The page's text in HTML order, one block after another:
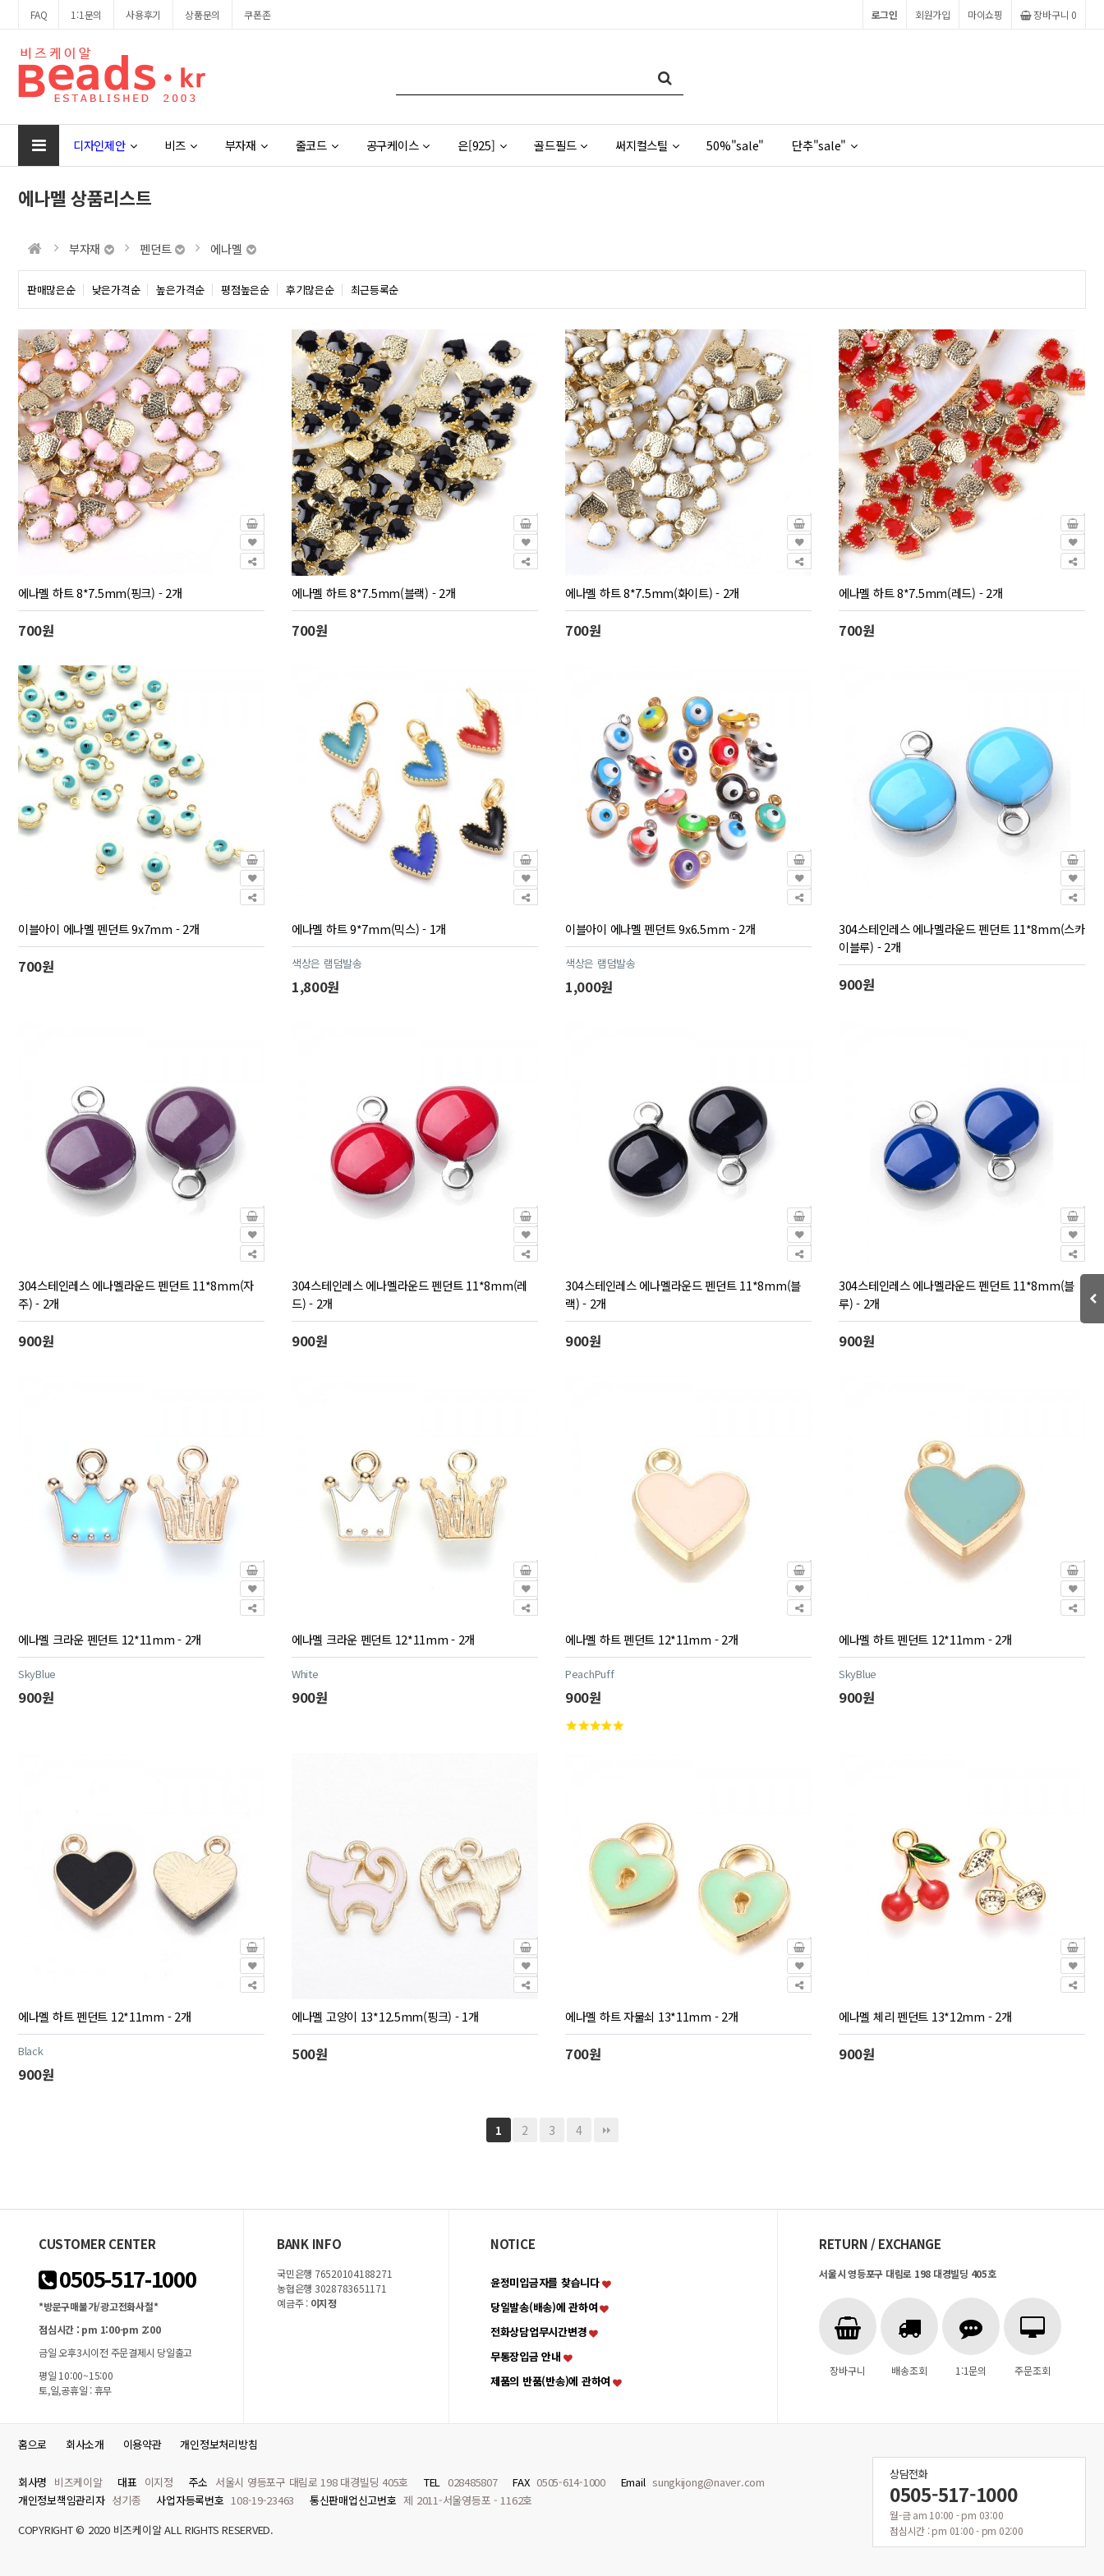
FAQ 1:1문의 사용후기 상품문의 쿠폰존 장바구니 0
마이쇼핑
회원가입
로그인
디자인제안 비즈 부자재 줄코드 공구케이스 은[925] 골드필드 써지컬스틸 50%"sale" 단추"sale"
에나멜 상품리스트
부자재 펜던트 에나멜
판매많은순 낮은가격순 높은가격순 평점높은순 후기많은순 최근등록순
에나멜 하트 8*7.5mm(핑크) - 2개
700원
에나멜 하트 8*7.5mm(블랙) - 2개
700원
에나멜 하트 8*7.5mm(화이트) - 2개
700원
에나멜 하트 8*7.5mm(레드) - 2개
700원
이블아이 에나멜 펜던트 9x7mm - 2개
700원
에나멜 하트 9*7mm(믹스) - 1개
색상은 램덤발송
1,800원
이블아이 에나멜 펜던트 9x6.5mm - 2개
색상은 램덤발송
1,000원
304스테인레스 에나멜라운드 펜던트 11*8mm(스카
이블루) - 2개
900원
304스테인레스 에나멜라운드 펜던트 11*8mm(자
주) - 2개
900원
304스테인레스 에나멜라운드 펜던트 11*8mm(레
드) - 2개
900원
304스테인레스 에나멜라운드 펜던트 11*8mm(블
랙) - 2개
900원
304스테인레스 에나멜라운드 펜던트 11*8mm(블
루) - 2개
900원
에나멜 크라운 펜던트 12*11mm - 2개
SkyBlue
900원
에나멜 크라운 펜던트 12*11mm - 2개
White
900원
에나멜 하트 펜던트 12*11mm - 2개
PeachPuff
900원
에나멜 하트 펜던트 12*11mm - 2개
SkyBlue
900원
에나멜 하트 펜던트 12*11mm - 2개
Black
900원
에나멜 고양이 13*12.5mm(핑크) - 1개
500원
에나멜 하트 자물쇠 13*11mm - 2개
700원
에나멜 체리 펜던트 13*12mm - 2개
900원
1 2 3 4
CUSTOMER CENTER
0505-517-1000
*방문구매불가/광고전화사절*
점심시간 : pm 1:00-pm 2:00
금일 오후3시이전 주문결제시 당일출고
평일 10:00~15:00
토,일,공휴일 : 휴무
BANK INFO
국민은행 76520104188271
농협은행 3028783651171
예금주 : 이지정
NOTICE
윤정미입금자를 찾습니다
당일발송(배송)에 관하여
전화상담업무시간변경
무통장입금 안내
제품의 반품(반송)에 관하여
RETURN / EXCHANGE
서울시 영등포구 대림로 198 대경빌딩 405호
장바구니 배송조회 1:1문의 주문조회
홈으로 회사소개 이용약관 개인정보처리방침
회사명 비즈케이알 대표 이지정 주소 서울시 영등포구 대림로 198 대경빌딩 405호 TEL 028485807 FAX 0505-614-1000 Email sungkijong@naver.com
개인정보책임관리자 성기종 사업자등록번호 108-19-23463 통신판매업신고번호 제 2011-서울영등포 - 1162호
COPYRIGHT © 2020 비즈케이알 ALL RIGHTS RESERVED.
상담전화
0505-517-1000
월-금 am 10:00 - pm 03:00
점심시간 : pm 01:00 - pm 02:00